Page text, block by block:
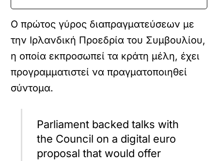
O πρώτος γύρος διαπραγματεύσεων με
την Ιρλανδική Προεδρία του Συμβουλίου,
η οποία εκπροσωπεί τα κράτη μέλη, έχει
προγραμματιστεί να πραγματοποιηθεί
σύντομα.
Parliament backed talks with
the Council on a digital euro
proposal that would offer